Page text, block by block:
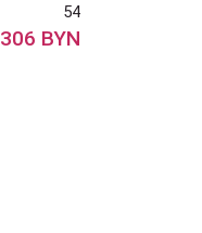
54
306 BYN